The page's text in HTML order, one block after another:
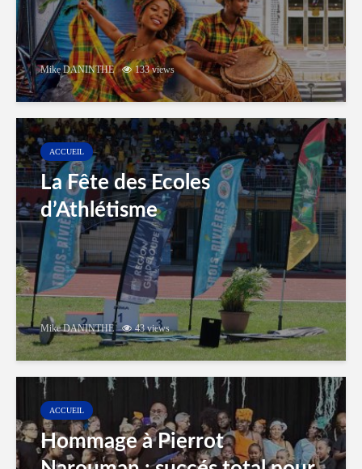
Mike DANINTHE 133 views
ACCUEIL
La Fête des Ecoles
d’Athlétisme
Mike DANINTHE 43 views
ACCUEIL
Hommage à Pierrot